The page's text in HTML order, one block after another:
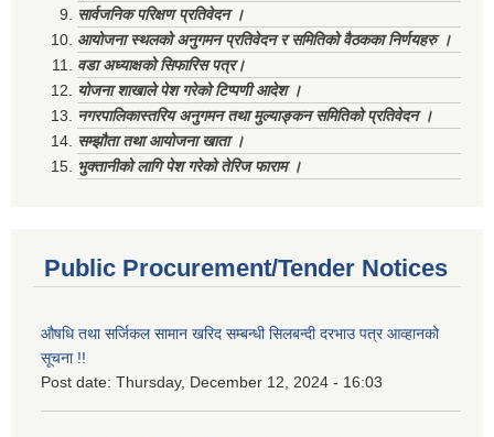
सार्वजनिक परिक्षण प्रतिवेदन ।
आयोजना स्थलको अनुगमन प्रतिवेदन र समितिको वैठकका निर्णयहरु ।
वडा अध्याक्षको सिफारिस पत्र।
योजना शाखाले पेश गरेको टिप्पणी आदेश ।
नगरपालिकास्तरिय अनुगमन तथा मुल्याङ्कन समितिको प्रतिवेदन ।
सम्झौता तथा आयोजना खाता ।
भुक्तानीको लागि पेश गरेको तेरिज फाराम ।
Public Procurement/Tender Notices
औषधि तथा सर्जिकल सामान खरिद सम्बन्धी सिलबन्दी दरभाउ पत्र आव्हानको
सूचना !!
Post date: Thursday, December 12, 2024 - 16:03